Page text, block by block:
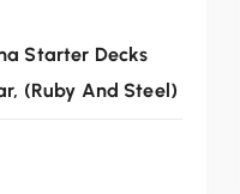
Starter Decks
(Ruby And Steel)